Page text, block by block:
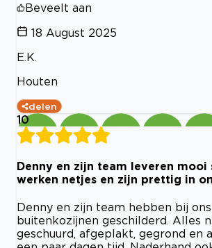
Beveelt aan
18 August 2025
E.K.
Houten
delen
10
Denny en zijn team leveren mooi
werken netjes en zijn prettig in
Denny en zijn team hebben bij
buitenkozijnen geschilderd. Alles
geschuurd, afgeplakt, gegrond en